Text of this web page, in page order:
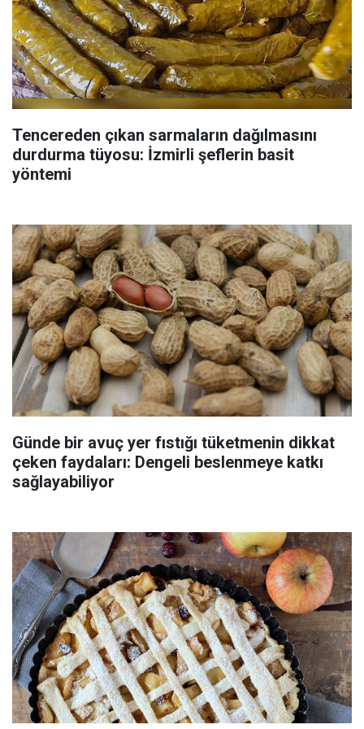
Tencereden çıkan sarmaların dağılmasını
durdurma tüyosu: İzmirli şeflerin basit
yöntemi
Günde bir avuç yer fıstığı tüketmenin dikkat
çeken faydaları: Dengeli beslenmeye katkı
sağlayabiliyor